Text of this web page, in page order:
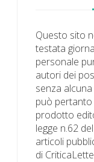
Questo sito
testata
personale
autori dei
senza
può
prodotto
legge n.62
articoli
di